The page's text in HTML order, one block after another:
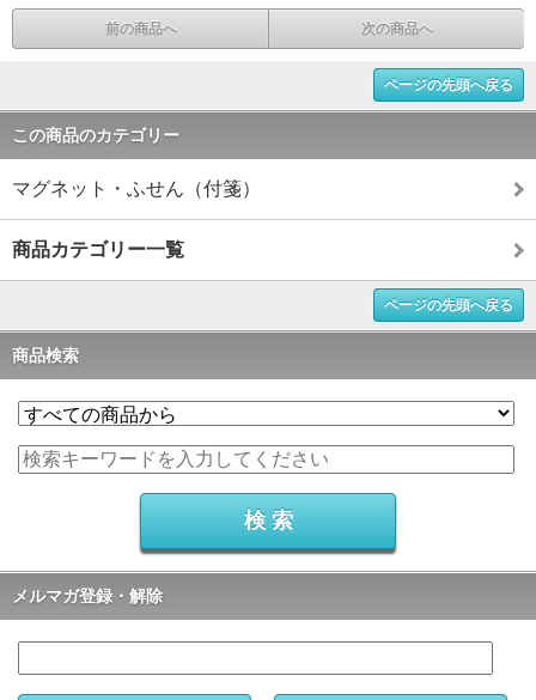
前の商品へ 次の商品へ
ページの先頭へ戻る
この商品のカテゴリー
マグネット・ふせん（付箋）
商品カテゴリー一覧
ページの先頭へ戻る
商品検索
メルマガ登録・解除